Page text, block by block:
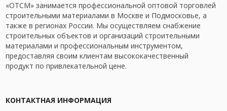
«ОТСМ» занимается профессиональной оптовой торговлей
строительными материалами в Москве и Подмосковье, а
также в регионах России. Мы осуществляем снабжение
строительных объектов и организаций строительными
материалами и профессиональным инструментом,
предоставляя своим клиентам высококачественный
продукт по привлекательной цене.
КОНТАКТНАЯ ИНФОРМАЦИЯ